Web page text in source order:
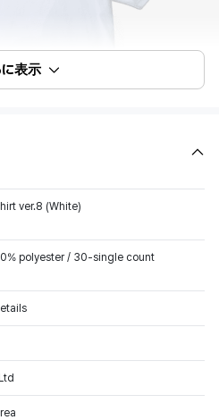
表示
ver.8 (White)
polyester / 30-single count